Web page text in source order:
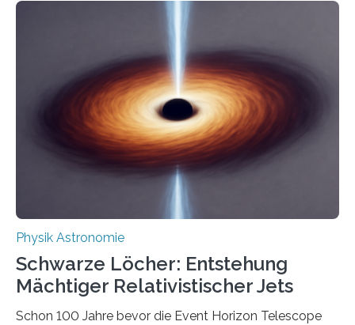
Quantenmotoren voranbringen. Das
Wissenschaftsjournal Science Advances veröffentlichte
die Herleitung. (DOI: 10.1126/sciadv.adw8462)
Verbrennungsmotoren oder Dampfturbinen sind
Wärmekraftmaschinen: Sie wandeln thermische
Energie in mechanische Bewegung um – oder anders
ausgedrückt, Wärme in Bewegung. In
quantenmechanischen Experimenten ist es in den…
Physik Astronomie
Schwarze Löcher: Entstehung
Mächtiger Relativistischer Jets
Schon 100 Jahre bevor die Event Horizon Telescope